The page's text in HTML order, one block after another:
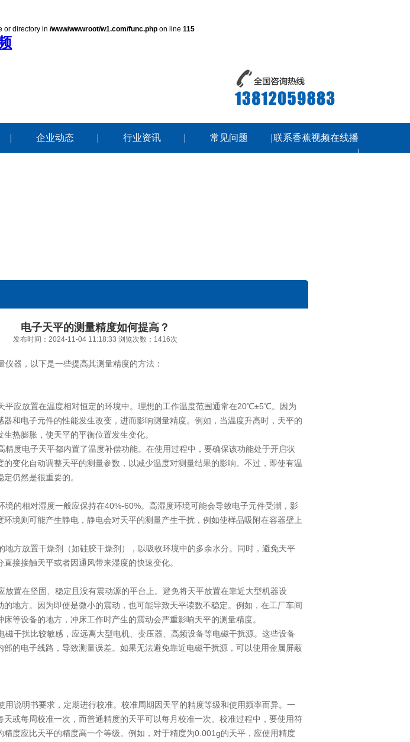
or directory in /www/wwwroot/w1.com/func.php on line 115
企业动态 行业资讯 常见问题 联系香蕉视频在线播
电子天平的测量精度如何提高？
发布时间：2024-11-04 11:18:33 浏览次数：1416次
器，以下是一些提高其测量精度的方法：
应放置在温度相对恒定的环境中。理想的工作温度范围通常在20℃±5℃。因为
和电子元件的性能发生改变，进而影响测量精度。例如，当温度升高时，天平的
热膨胀，使天平的平衡位置发生变化。
度电子天平都内置了温度补偿功能。在使用过程中，要确保该功能处于开启状
的变化自动调整天平的测量参数，以减少温度对测量结果的影响。不过，即使有温
仍然是很重要的。
的相对湿度一般应保持在40%-60%。高湿度环境可能会导致电子元件受潮，影
境则可能产生静电，静电会对天平的测量产生干扰，例如使样品吸附在容器壁上
方放置干燥剂（如硅胶干燥剂），以吸收环境中的多余水分。同时，避免天平
接接触天平或者因通风带来湿度的快速变化。
置在坚固、稳定且没有震动源的平台上。避免将天平放置在靠近大型机器设
地方。因为即使是微小的震动，也可能导致天平读数不稳定。例如，在工厂车间
等设备的地方，冲床工作时产生的震动会严重影响天平的测量精度。
干扰比较敏感，应远离大型电机、变压器、高频设备等电磁干扰源。这些设备
部的电子线路，导致测量误差。如果无法避免靠近电磁干扰源，可以使用金属屏蔽
说明书要求，定期进行校准。校准周期因天平的精度等级和使用频率而异。一
或每周校准一次，而普通精度的天平可以每月校准一次。校准过程中，要使用符
精度应比天平的精度高一个等级。例如，对于精度为0.001g的天平，应使用精度